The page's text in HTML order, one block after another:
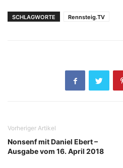
SCHLAGWORTE Rennsteig.TV
Vorheriger Artikel
Nonsenf mit Daniel Ebert –
Ausgabe vom 16. April 2018